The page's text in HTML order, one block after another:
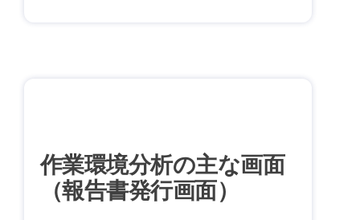
作業環境分析の主な画面
（報告書発行画面）